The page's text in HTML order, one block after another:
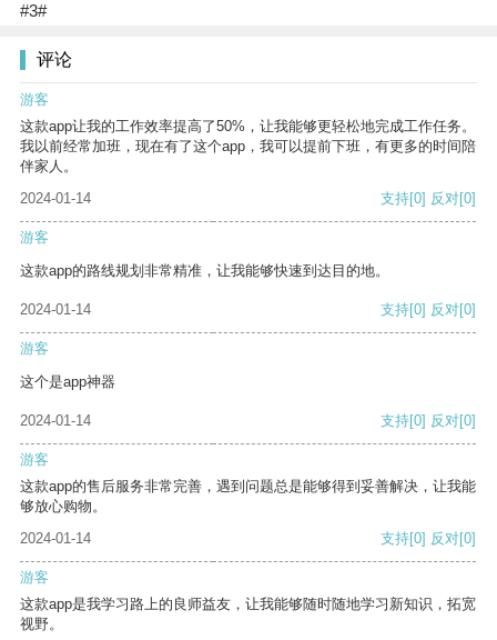
#3#
评论
游客
这款app让我的工作效率提高了50%，让我能够更轻松地完成工作任务。
我以前经常加班，现在有了这个app，我可以提前下班，有更多的时间陪
伴家人。
2024-01-14
支持[0] 反对[0]
游客
这款app的路线规划非常精准，让我能够快速到达目的地。
2024-01-14 支持[0] 反对[0]
游客
这个是app神器
2024-01-14 支持[0] 反对[0]
游客
这款app的售后服务非常完善，遇到问题总是能够得到妥善解决，让我能
够放心购物。
2024-01-14
支持[0] 反对[0]
游客
这款app是我学习路上的良师益友，让我能够随时随地学习新知识，拓宽
视野。